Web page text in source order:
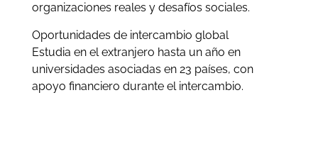
organizaciones reales y desafíos sociales.
Oportunidades de intercambio global
Estudia en el extranjero hasta un año en
universidades asociadas en 23 países, con
apoyo financiero durante el intercambio.